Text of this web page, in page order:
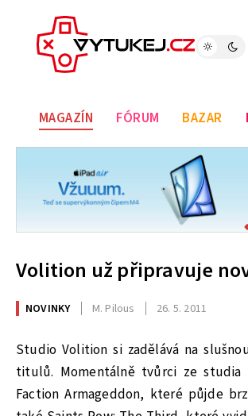
MAGAZÍN FÓRUM BAZAR
Volition už připravuje
NOVINKY M. Pilous 26. 5. 2011
Studio Volition si zadělává na
titulů. Momentálně tvůrci ze studia
Faction Armageddon, které půjde